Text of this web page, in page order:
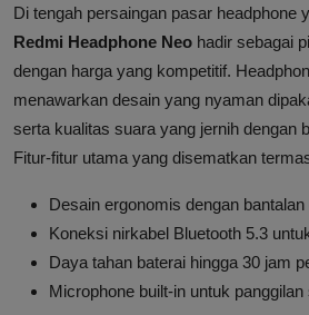
Di tengah persaingan pasar headphone
Redmi Headphone Neo hadir sebagai
dengan harga yang kompetitif.
menawarkan desain yang nyaman
serta kualitas suara yang jernih dengan
Fitur-fitur utama yang disematkan
Desain ergonomis dengan bantalan
Koneksi nirkabel Bluetooth 5.3
Daya tahan baterai hingga 30 jam
Microphone built-in untuk